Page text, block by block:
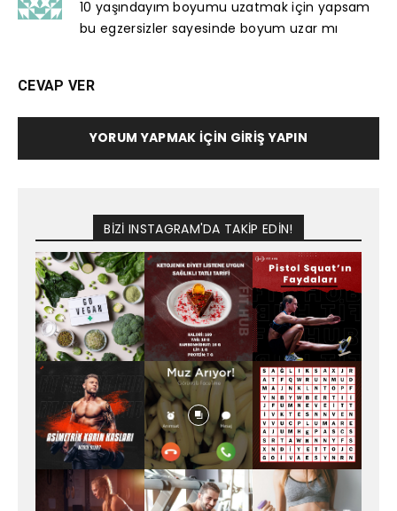
10 yaşındayım boyumu uzatmak için yapsam
bu egzersizler sayesinde boyum uzar mı
CEVAP VER
YORUM YAPMAK İÇIN GIRIŞ YAPIN
BİZİ INSTAGRAM'DA TAKİP EDİN!